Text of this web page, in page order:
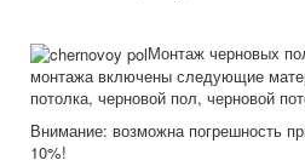
Монтаж черновых
монтажа включены следующие
потолка, черновой пол, черновой
Внимание: возможна погрешность
10%!